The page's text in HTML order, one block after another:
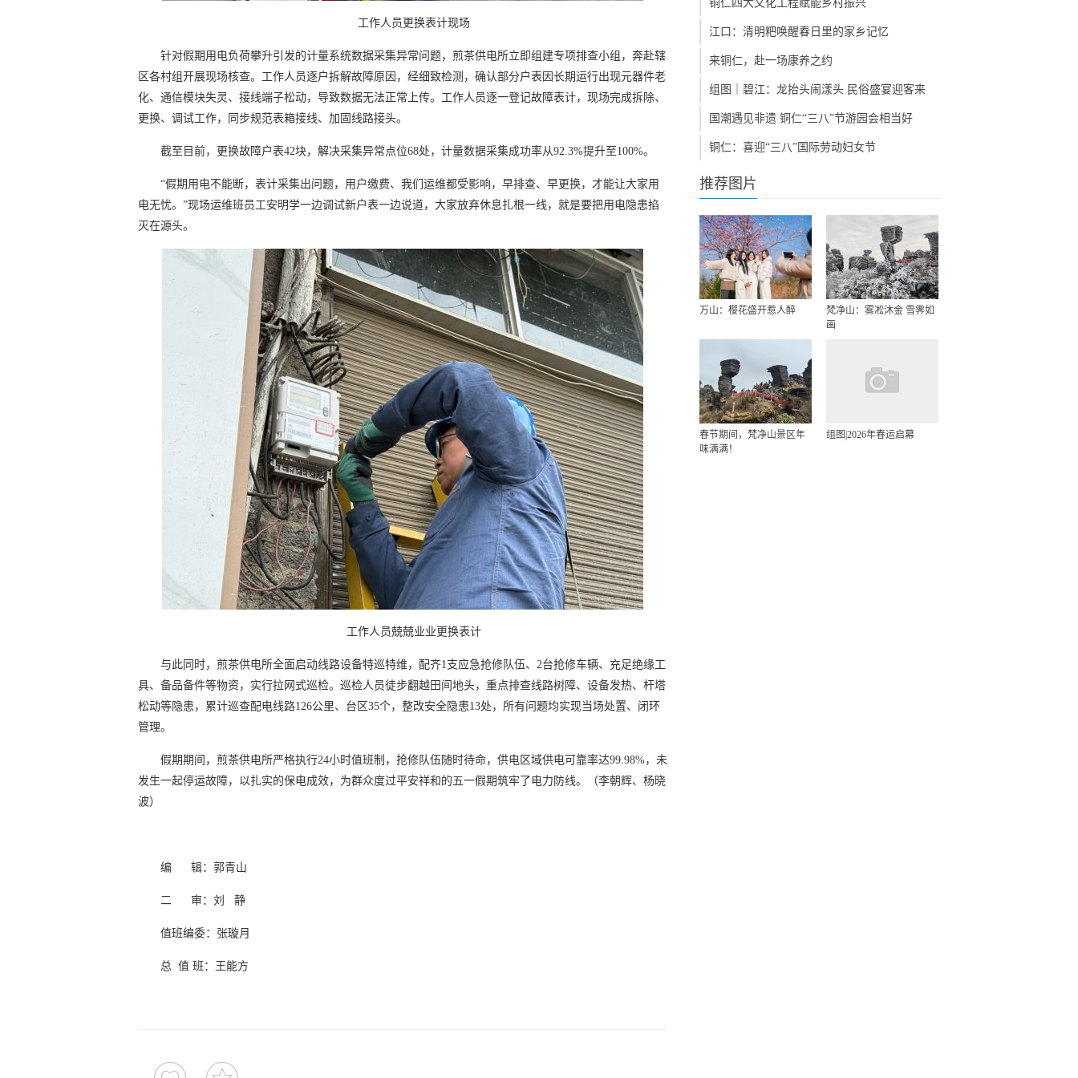
工作人员更换表计现场
针对假期用电负荷攀升引发的计量系统数据采集异常问题，煎茶供电所立即组建专项排查小组，奔赴辖
区各村组开展现场核查。工作人员逐户拆解故障原因，经细致检测，确认部分户表因长期运行出现元器件老
化、通信模块失灵、接线端子松动，导致数据无法正常上传。工作人员逐一登记故障表计，现场完成拆除、
更换、调试工作，同步规范表箱接线、加固线路接头。
截至目前，更换故障户表42块，解决采集异常点位68处，计量数据采集成功率从92.3%提升至100%。
“假期用电不能断，表计采集出问题，用户缴费、我们运维都受影响，早排查、早更换，才能让大家用
电无忧。”现场运维班员工安明学一边调试新户表一边说道，大家放弃休息扎根一线，就是要把用电隐患掐
灭在源头。
工作人员兢兢业业更换表计
与此同时，煎茶供电所全面启动线路设备特巡特维，配齐1支应急抢修队伍、2台抢修车辆、充足绝缘工
具、备品备件等物资，实行拉网式巡检。巡检人员徒步翻越田间地头，重点排查线路树障、设备发热、杆塔
松动等隐患，累计巡查配电线路126公里、台区35个，整改安全隐患13处，所有问题均实现当场处置、闭环
管理。
假期期间，煎茶供电所严格执行24小时值班制，抢修队伍随时待命，供电区域供电可靠率达99.98%，未
发生一起停运故障，以扎实的保电成效，为群众度过平安祥和的五一假期筑牢了电力防线。（李朝辉、杨晓
波）
编 辑：郭青山
二 审：刘 静
值班编委：张璇月
总 值 班：王能方
铜仁四大文化工程赋能乡村振兴
江口：清明粑唤醒春日里的家乡记忆
来铜仁，赴一场康养之约
组图｜碧江：龙抬头闹漾头 民俗盛宴迎客来
国潮遇见非遗 铜仁“三八”节游园会相当好
铜仁：喜迎“三八”国际劳动妇女节
推荐图片
万山：樱花盛开惹人醉
梵净山：雾凇沐金 雪霁如
画
春节期间，梵净山景区年
味满满！
组图|2026年春运启幕